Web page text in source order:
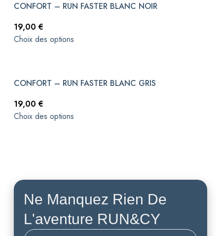
CONFORT – RUN FASTER BLANC NOIR
19,00 €
Choix des options
CONFORT – RUN FASTER BLANC GRIS
19,00 €
Choix des options
Ne Manquez Rien De
L'aventure RUN&CY